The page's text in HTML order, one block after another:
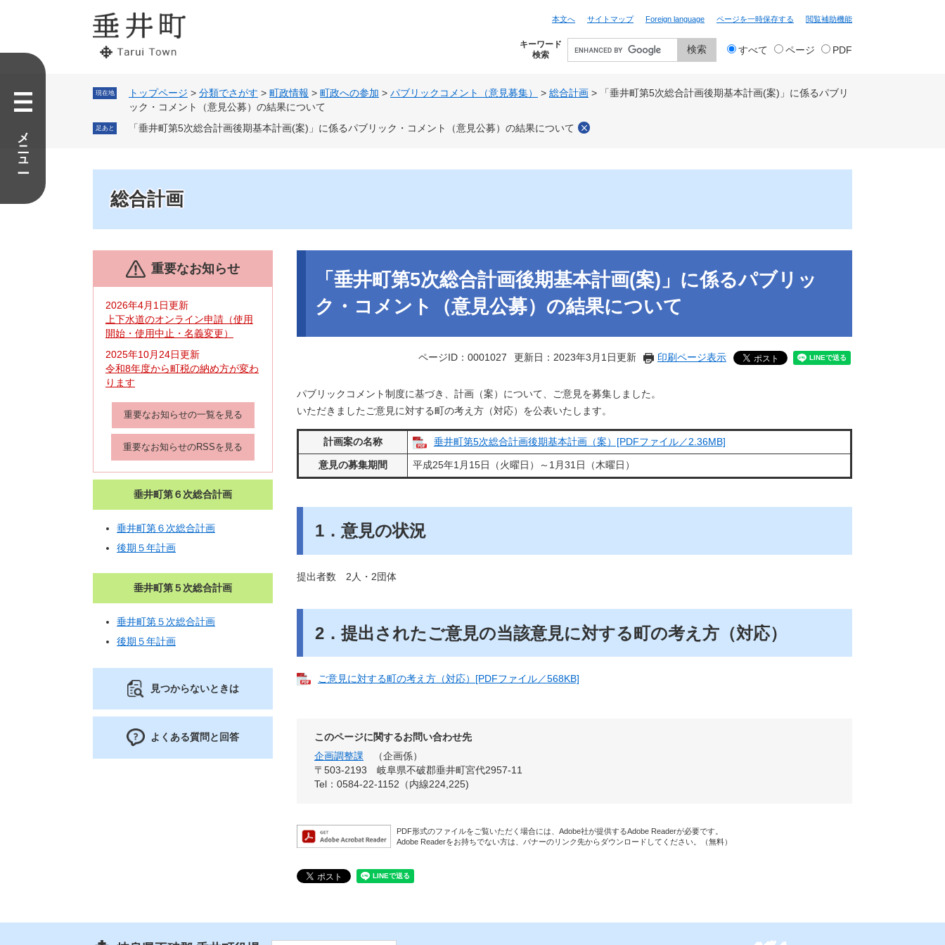
す。
本文へ サイトマップ Foreign language ページを一時保存する 閲覧補助機能
メニュー
キーワード
検索
検
象
すべて ページ PDF
現在地 トップページ > 分類でさがす > 町政情報 > 町政への参加 > パブリックコメント（意見募集） > 総合計画 >
「垂井町第5次総合計画後期基本計画(案)」に係るパブリ
ック・コメント（意見公募）の結果について
足あと 「垂井町第5次総合計画後期基本計画(案)」に係るパブリック・コメント（意見公募）の結果について
総合計画
「垂井町第5次総合計画後期基本計画(案)」に係るパブリッ
ク・コメント（意見公募）の結果について
ページID：0001027 更新日：2023年3月1日更新 印刷ページ表示
パブリックコメント制度に基づき、計画（案）について、ご意見を募集しました。
いただきましたご意見に対する町の考え方（対応）を公表いたします。
計画案の名称 垂井町第5次総合計画後期基本計画（案）[PDFファイル／2.36MB]
意見の募集期間 平成25年1月15日（火曜日）～1月31日（木曜日）
1．意見の状況
提出者数 2人・2団体
2．提出されたご意見の当該意見に対する町の考え方（対応）
ご意見に対する町の考え方（対応）[PDFファイル／568KB]
このページに関するお問い合わせ先
企画調整課
企画係
〒503-2193
岐阜県不破郡垂井町宮代2957-11
Tel：0584-22-1152（内線224,225)
PDF形式のファイルをご覧いただく場合には、Adobe社が提供するAdobe Readerが必要です。
Adobe Readerをお持ちでない方は、バナーのリンク先からダウンロードしてください。（無料）
重要なお知らせ
2026年4月1日更新
上下水道のオンライン申請（使用
開始・使用中止・名義変更）
2025年10月24日更新
令和8年度から町税の納め方が変わ
ります
重要なお知らせの一覧を見る
重要なお知らせのRSSを見る
垂井町第６次総合計画
垂井町第６次総合計画
後期５年計画
垂井町第５次総合計画
垂井町第５次総合計画
後期５年計画
見つからないときは
よくある質問と回答